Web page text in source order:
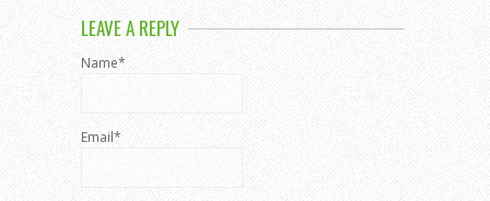
LEAVE A REPLY
Name*
Email*